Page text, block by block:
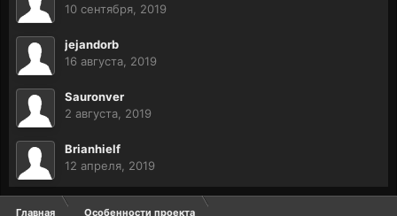
10 сентября, 2019
jejandorb
16 августа, 2019
Sauronver
2 августа, 2019
Brianhielf
12 апреля, 2019
Главная Особенности проекта